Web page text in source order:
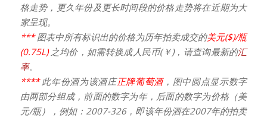
格走势，更久年份及更长时间段的价格走势将在近期为大
家呈现。
***图表中所有标识出的价格为历年拍卖成交的美元($)/瓶
(0.75L)之均价，如需转换成人民币(￥)，请查询最新的汇
率。
****此年份酒为该酒庄正牌葡萄酒，图中圆点显示数字
由两部分组成，前面的数字为年，后面的数字为价格（美
元/瓶），例如：2007-326，即该年份酒在2007年的拍卖